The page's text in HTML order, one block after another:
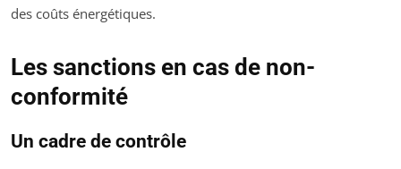
des coûts énergétiques.
Les sanctions en cas de non-
conformité
Un cadre de contrôle